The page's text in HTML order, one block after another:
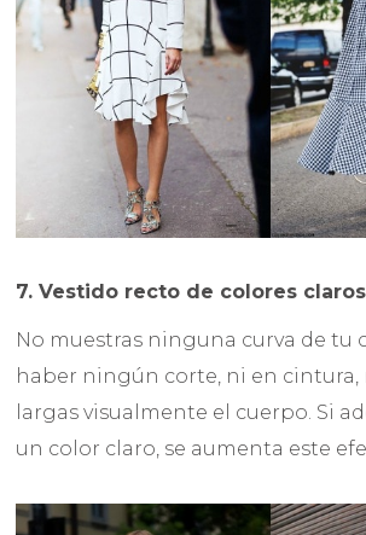
7. Vestido recto de colores claros
No muestras ninguna curva de tu
haber ningún corte, ni en cintura,
largas visualmente el cuerpo. Si
un color claro, se aumenta este